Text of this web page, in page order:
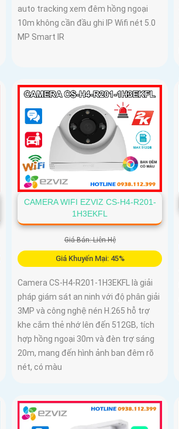
auto tracking xem đêm hồng ngoại
10m không cần đầu ghi IP Wifi nét 5.0
MP Smart IR
CAMERA WIFI EZVIZ CS-H4-R201-
1H3EKFL
Giá Bán: Liên Hệ
Giá Khuyến Mại: 45%
Camera CS-H4-R201-1H3EKFL là giải
pháp giám sát an ninh với độ phân giải
3MP và công nghệ nén H.265 hỗ trợ
khe cắm thẻ nhớ lên đến 512GB, tích
hợp hồng ngoại 30m và đèn trợ sáng
20m, mang đến hình ảnh ban đêm rõ
nét, có màu